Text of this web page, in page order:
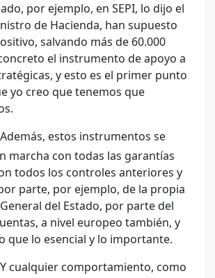
por ejemplo, en SEPI, lo dijo el
de Hacienda, han supuesto
salvando más de 60.000
el instrumento de apoyo a
y esto es el primer punto
yo creo que tenemos que
Además, estos instrumentos se
marcha con todas las garantías
todos los controles anteriores y
parte, por ejemplo, de la propia
del Estado, por parte del
a nivel europeo también, y
que lo esencial y lo importante.
Y cualquier comportamiento, como